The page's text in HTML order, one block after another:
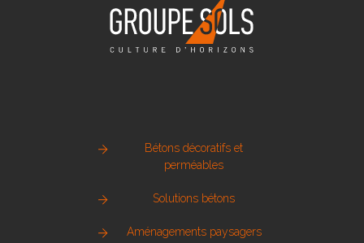
Bétons décoratifs et
perméables
Solutions bétons
Aménagements paysagers